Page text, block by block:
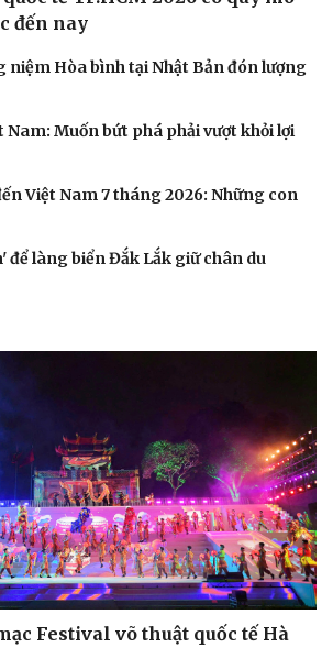
đến nay
niệm Hòa bình tại Nhật Bản đón lượng
Nam: Muốn bứt phá phải vượt khỏi lợi
Việt Nam 7 tháng 2026: Những con
để làng biển Đắk Lắk giữ chân du
Festival võ thuật quốc tế Hà